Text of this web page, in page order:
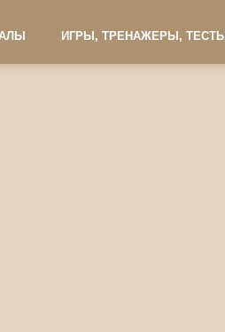
ИГРЫ, ТРЕНАЖЕРЫ, ТЕСТЫ